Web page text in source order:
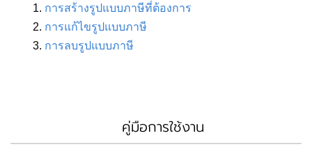
1. การสร้างรูปแบบภาษีที่ต้องการ
2. การแก้ไขรูปแบบภาษี
3. การลบรูปแบบภาษี
คู่มือการใช้งาน